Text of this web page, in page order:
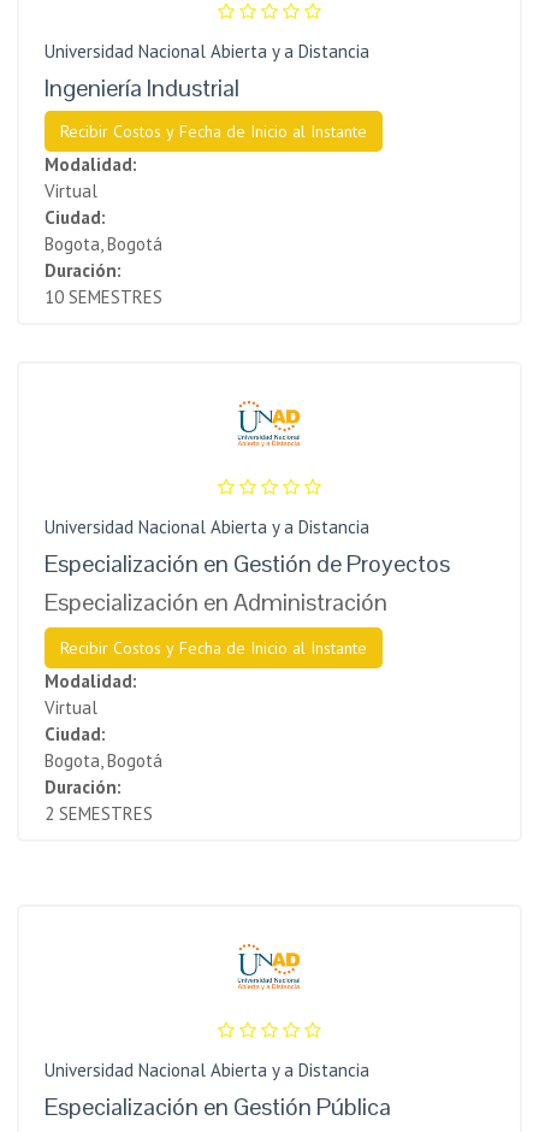
Universidad Nacional Abierta y a Distancia
Ingeniería Industrial
Recibir Costos y Fecha de Inicio al Instante
Modalidad:
Virtual
Ciudad:
Bogota, Bogotá
Duración:
10 SEMESTRES
Universidad Nacional Abierta y a Distancia
Especialización en Gestión de Proyectos
Especialización en Administración
Recibir Costos y Fecha de Inicio al Instante
Modalidad:
Virtual
Ciudad:
Bogota, Bogotá
Duración:
2 SEMESTRES
Universidad Nacional Abierta y a Distancia
Especialización en Gestión Pública